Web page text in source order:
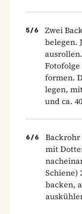
5/6
Zwei
belegen.
formen.
legen,
und ca.
6/6
Backrohr
mit
Schiene)
backen,